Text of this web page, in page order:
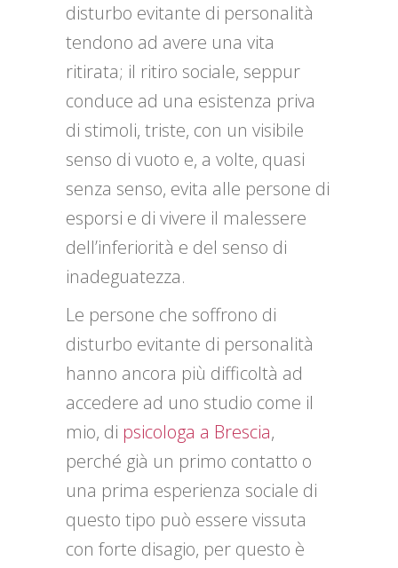
disturbo evitante di personalità
tendono ad avere una vita
ritirata; il ritiro sociale, seppur
conduce ad una esistenza priva
di stimoli, triste, con un visibile
senso di vuoto e, a volte, quasi
senza senso, evita alle persone di
esporsi e di vivere il malessere
dell’inferiorità e del senso di
inadeguatezza.
Le persone che soffrono di
disturbo evitante di personalità
hanno ancora più difficoltà ad
accedere ad uno studio come il
mio, di psicologa a Brescia,
perché già un primo contatto o
una prima esperienza sociale di
questo tipo può essere vissuta
con forte disagio, per questo è